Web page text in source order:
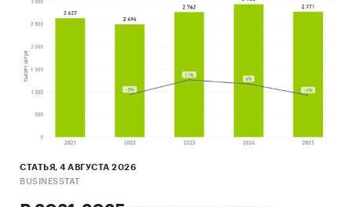
Категории: Промышленность
СТАТЬЯ, 4 АВГУСТА 2026
BUSINESSTAT